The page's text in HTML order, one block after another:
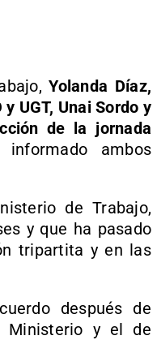
Yolanda Díaz,
UGT, Unai Sordo y
de la jornada
ambos
de Trabajo,
y que ha pasado
tripartita y en las
después de
Ministerio y el de